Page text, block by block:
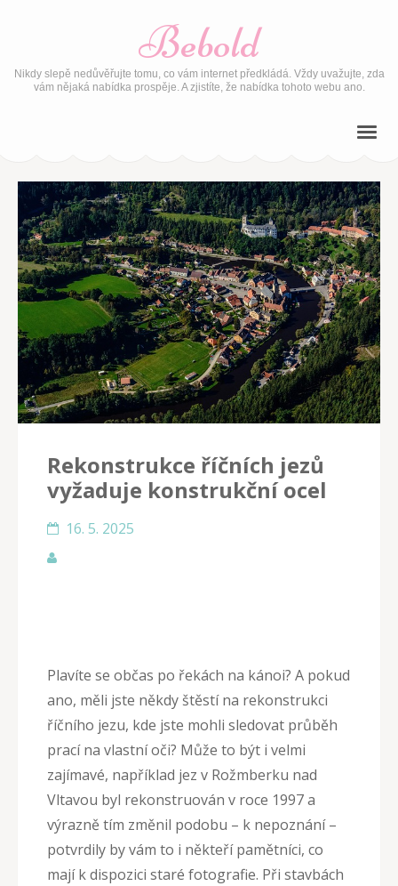
Bebold
Nikdy slepě nedůvěřujte tomu, co vám internet předkládá. Vždy uvažujte, zda
vám nějaká nabídka prospěje. A zjistíte, že nabídka tohoto webu ano.
Rekonstrukce říčních jezů
vyžaduje konstrukční ocel
16. 5. 2025
Plavíte se občas po řekách na kánoi? A pokud
ano, měli jste někdy štěstí na rekonstrukci
říčního jezu, kde jste mohli sledovat průběh
prací na vlastní oči? Může to být i velmi
zajímavé, například jez v Rožmberku nad
Vltavou byl rekonstruován v roce 1997 a
výrazně tím změnil podobu – k nepoznání –
potvrdily by vám to i někteří pamětníci, co
mají k dispozici staré fotografie. Při stavbách